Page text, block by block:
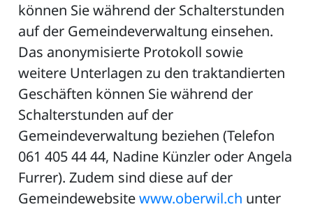
können Sie während der Schalterstunden
auf der Gemeindeverwaltung einsehen.
Das anonymisierte Protokoll sowie
weitere Unterlagen zu den traktandierten
Geschäften können Sie während der
Schalterstunden auf der
Gemeindeverwaltung beziehen (Telefon
061 405 44 44, Nadine Künzler oder Angela
Furrer). Zudem sind diese auf der
Gemeindewebsitewww.oberwil.ch unter